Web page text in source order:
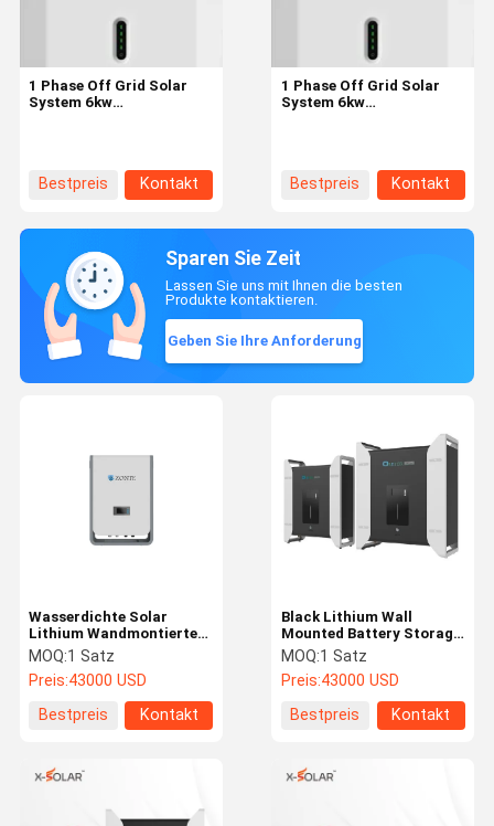
1 Phase Off Grid Solar
System 6kw
Bestpreis Kontakt
1 Phase Off Grid Solar
System 6kw
Bestpreis Kontakt
Sparen Sie Zeit
Lassen Sie uns mit Ihnen die besten
Produkte kontaktieren.
Geben Sie Ihre Anforderung
Black Lithium Wall
Mounted Battery Storage
Solar System
Stromversorgung für
tragbare
Telekommunikation
MOQ:1 Satz
Preis:43000 USD
Bestpreis
Kontakt
Wasserdichte Solar
Lithium Wandmontierte
Batterie Speicher Wand
hängender
Energiespeicher
MOQ:1 Satz
Preis:43000 USD
Bestpreis
Kontakt